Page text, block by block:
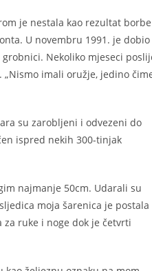
je nestala kao rezultat
U novembru 1991. je dobio
Nekoliko mjeseci
imali oružje, jedino
su zarobljeni i odvezeni do
ispred nekih 300-tinjak
najmanje 50cm. Udarali su
moja šarenica je postala
ruke i noge dok je četvrti